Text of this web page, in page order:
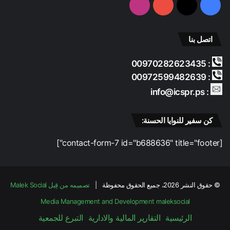
ر
ز
ا
ح
ف
،
و
د
فيسبوك‫X
‫YouTubeانستقرام
اتصل بنا
: 00970282623435
: 00972599482639
: info@icspr.ps
كن سفير للنوايا الحسنة:
[contact-form-7 id="b688636" title="footer"]
© حقوق النشر 2026، جميع الحقوق محفوظة |
تصميمه من قِبل Malek Social
Media Management and Development maleksocial
الرئيسية التقارير المالية والادارية التبرع للجمعية